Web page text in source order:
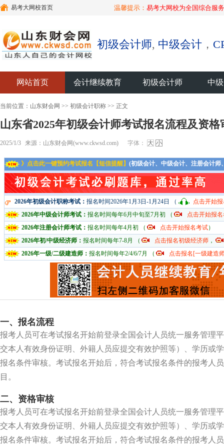
易考大网校首页 温馨提示： 易考大网校为全国综合服
初级会计师, 中级会计 ，
网站首页 会计继续教育 初级会计师 中
当前位置： 山东财会网 >> 初级会计职称 >> 正文
山东省2025年初级会计师考试报名流程及资格
2025/1/3 来源：山东财会网(www.ckwsd.com) 字体： 大 小
》点击此一键预约考试报名【短信提醒】 (初级会计、中级会计、注册会计
2026年初级会计职称考试： 报名时间2026年1月3日-1月24日 （
点击开始
2026年中级会计师考试： 报名时间每年6月中旬至7月初 （
点击开始报
2026年注册会计师考试： 报名时间每年4月初 （ 点击开始报名考试）
2026年初/中级经济师： 报名时间每年7-8月 （ 点击报名初级经济师 ，
2026年一级/二级建造师： 报名时间每年2/4/6/7月 （ 点击报名[一级建造
一、报名流程
报考人员可在考试报名开始前登录全国会计人员统一服务管理
交本人有效身份证明、外籍人员应提交有效护照等）、学历或
报名条件审核。考试报名开始后，符合考试报名条件的报考人
目。
二、资格审核
报考人员可在考试报名开始前登录全国会计人员统一服务管理
交本人有效身份证明、外籍人员应提交有效护照等）、学历或
报名条件审核。考试报名开始后，符合考试报名条件的报考人